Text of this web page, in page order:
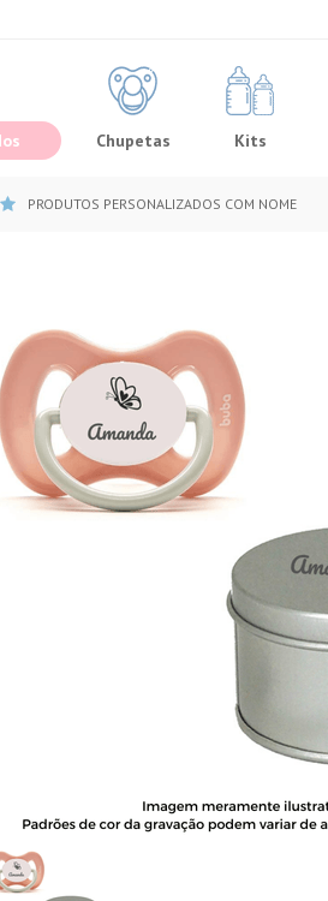
Chupetas Kits
PRODUTOS PERSONALIZADOS COM NOME